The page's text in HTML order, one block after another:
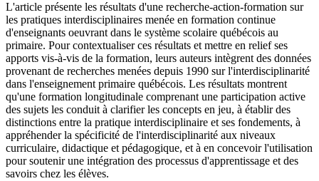
L'article présente les résultats d'une recherche-action-formation sur
les pratiques interdisciplinaires menée en formation continue
d'enseignants oeuvrant dans le système scolaire québécois au
primaire. Pour contextualiser ces résultats et mettre en relief ses
apports vis-à-vis de la formation, leurs auteurs intègrent des données
provenant de recherches menées depuis 1990 sur l'interdisciplinarité
dans l'enseignement primaire québécois. Les résultats montrent
qu'une formation longitudinale comprenant une participation active
des sujets les conduit à clarifier les concepts en jeu, à établir des
distinctions entre la pratique interdisciplinaire et ses fondements, à
appréhender la spécificité de l'interdisciplinarité aux niveaux
curriculaire, didactique et pédagogique, et à en concevoir l'utilisation
pour soutenir une intégration des processus d'apprentissage et des
savoirs chez les élèves.